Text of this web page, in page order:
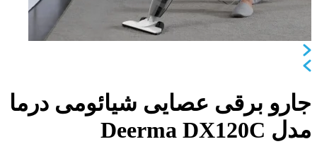
جارو برقی عصایی شیائومی درما
مدل Deerma DX120C